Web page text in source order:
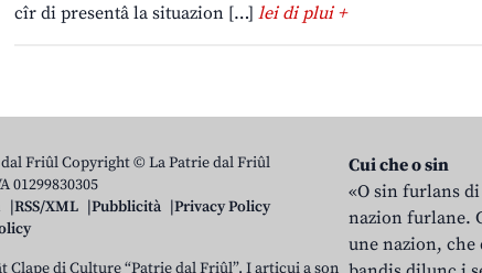
cîr di presentâ la situazion […] lei di plui +
Friûl Copyright © La Patrie dal Friûl
01299830305
RSS/XML Pubblicità
Privacy Policy
Clape di Culture “Patrie dal Friûl”. I articui a son
Cui che o sin
«O sin furlans
nazion furlane.
une nazion, che